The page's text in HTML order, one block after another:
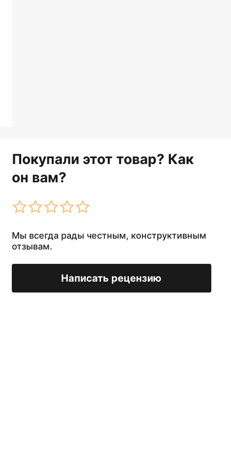
Покупали этот товар? Как
он вам?
Мы всегда рады честным, конструктивным
отзывам.
Написать рецензию